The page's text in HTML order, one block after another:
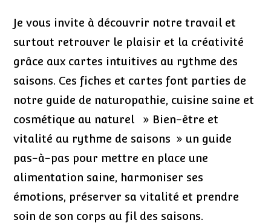
Je vous invite à découvrir notre travail et
surtout retrouver le plaisir et la créativité
grâce aux cartes intuitives au rythme des
saisons. Ces fiches et cartes font parties de
notre guide de naturopathie, cuisine saine et
cosmétique au naturel » Bien-être et
vitalité au rythme de saisons » un guide
pas-à-pas pour mettre en place une
alimentation saine, harmoniser ses
émotions, préserver sa vitalité et prendre
soin de son corps au fil des saisons.